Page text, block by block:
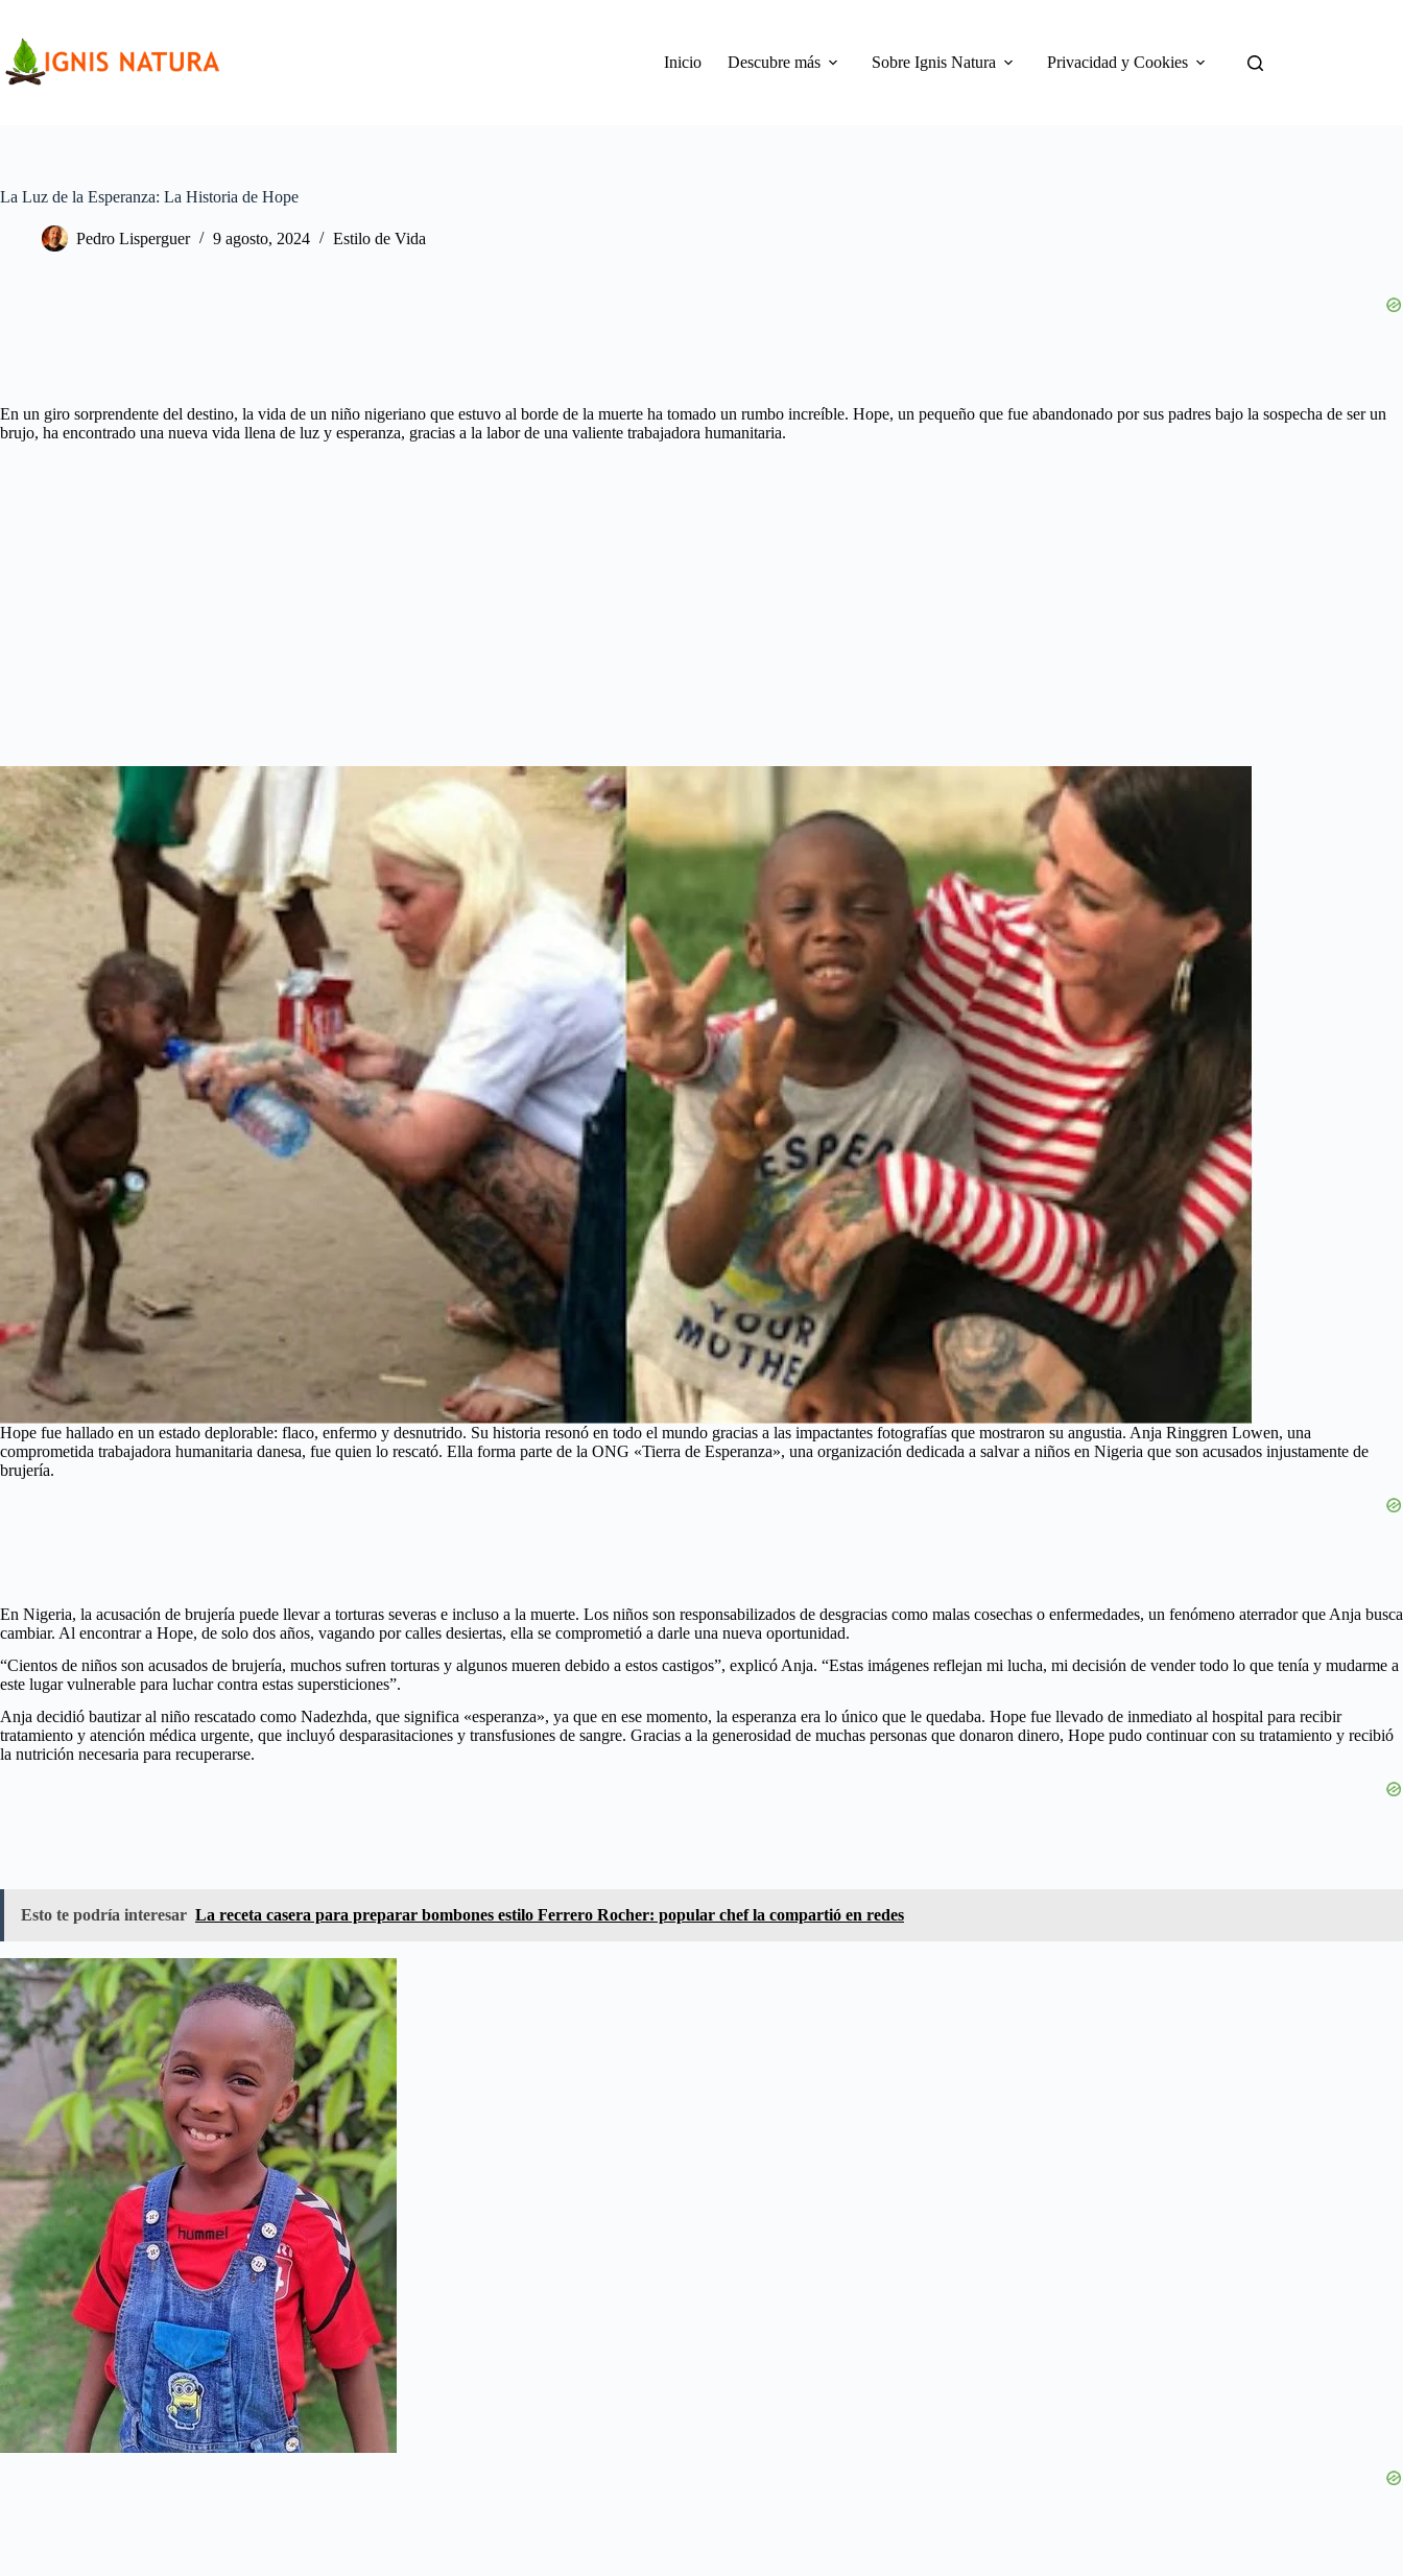
contenido
Inicio
Descubre más Sobre Ignis Natura Privacidad y Cookies
La Luz de la Esperanza: La Historia de Hope
Pedro Lisperguer 9 agosto, 2024 Estilo de Vida
En un giro sorprendente del destino, la vida de un niño nigeriano que estuvo al borde de la muerte ha tomado un rumbo increíble. Hope, un pequeño que fue abandonado por sus padres bajo la sospecha de ser un
brujo, ha encontrado una nueva vida llena de luz y esperanza, gracias a la labor de una valiente trabajadora humanitaria.
Hope fue hallado en un estado deplorable: flaco, enfermo y desnutrido. Su historia resonó en todo el mundo gracias a las impactantes fotografías que mostraron su angustia. Anja Ringgren Lowen, una
comprometida trabajadora humanitaria danesa, fue quien lo rescató. Ella forma parte de la ONG «Tierra de Esperanza», una organización dedicada a salvar a niños en Nigeria que son acusados injustamente de
brujería.
En Nigeria, la acusación de brujería puede llevar a torturas severas e incluso a la muerte. Los niños son responsabilizados de desgracias como malas cosechas o enfermedades, un fenómeno aterrador que Anja busca
cambiar. Al encontrar a Hope, de solo dos años, vagando por calles desiertas, ella se comprometió a darle una nueva oportunidad.
“Cientos de niños son acusados de brujería, muchos sufren torturas y algunos mueren debido a estos castigos”, explicó Anja. “Estas imágenes reflejan mi lucha, mi decisión de vender todo lo que tenía y mudarme a
este lugar vulnerable para luchar contra estas supersticiones”.
Anja decidió bautizar al niño rescatado como Nadezhda, que significa «esperanza», ya que en ese momento, la esperanza era lo único que le quedaba. Hope fue llevado de inmediato al hospital para recibir
tratamiento y atención médica urgente, que incluyó desparasitaciones y transfusiones de sangre. Gracias a la generosidad de muchas personas que donaron dinero, Hope pudo continuar con su tratamiento y recibió
la nutrición necesaria para recuperarse.
Esto te podría interesar La receta casera para preparar bombones estilo Ferrero Rocher: popular chef la compartió en redes